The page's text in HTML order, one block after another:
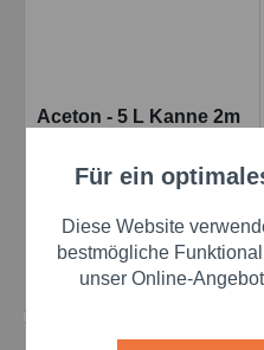
Aceton - 5 L Kanne 2m
1 Kanister
Preis auf Anfrage
Details
Funktionale
Marketing
Für ein
Diese Website
bestmögliche
unser Online-